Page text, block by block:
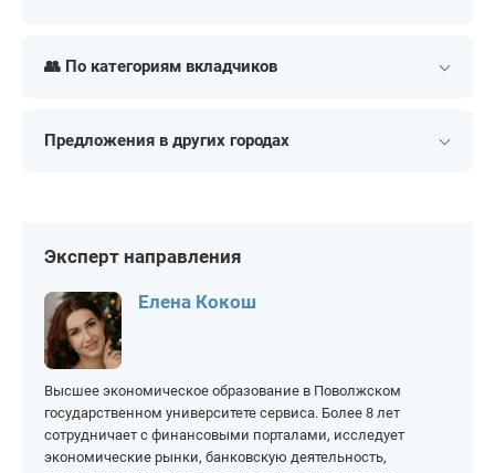
На 3 месяца
На 3 года
До востребования
В рублях
В евро
👥 По категориям вкладчиков
Для юридических лиц
Предложения в других городах
Омск
Эксперт направления
Елена Кокош
Высшее экономическое образование в Поволжском
государственном университете сервиса. Более 8 лет
сотрудничает с финансовыми порталами, исследует
экономические рынки, банковскую деятельность,